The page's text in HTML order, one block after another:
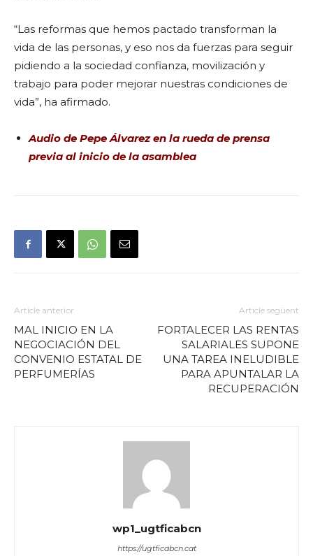
“Las reformas que hemos pactado transforman la
vida de las personas, y eso nos da fuerzas para seguir
pidiendo a la sociedad confianza, movilización y
trabajo para poder mejorar nuestras condiciones de
vida”, ha afirmado.
Audio de Pepe Álvarez en la rueda de prensa
previa al inicio de la asamblea
Article anterior
MAL INICIO EN LA
NEGOCIACIÓN DEL
CONVENIO ESTATAL DE
PERFUMERÍAS
Article següent
FORTALECER LAS RENTAS
SALARIALES SUPONE
UNA TAREA INELUDIBLE
PARA APUNTALAR LA
RECUPERACIÓN
wp1_ugtficabcn
https://ugtficabcn.cat